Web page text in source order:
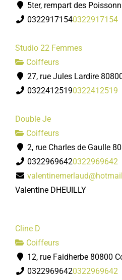
5ter, rempart des
03229171540322917154
Studio 22 Femmes
Coiffeurs
27, rue Jules Lardire
03224125190322412519
Double Je
Coiffeurs
2, rue Charles de Gaulle
03229696420322969642
Valentine DHEUILLY
Cline D
Coiffeurs
12, rue Faidherbe 80800
03229696420322969642